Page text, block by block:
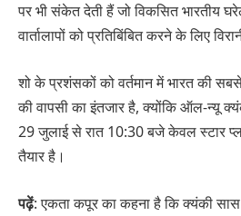
पर भी संकेत देती हैं जो विकसित भारतीय
वार्तालापों को प्रतिबिंबित करने के लिए
शो के प्रशंसकों को वर्तमान में भारत की सबसे
की वापसी का इंतजार है, क्योंकि ऑल-न्यू
29 जुलाई से रात 10:30 बजे केवल स्टार
तैयार है।
पढ़ें: एकता कपूर का कहना है कि क्यंकी सास